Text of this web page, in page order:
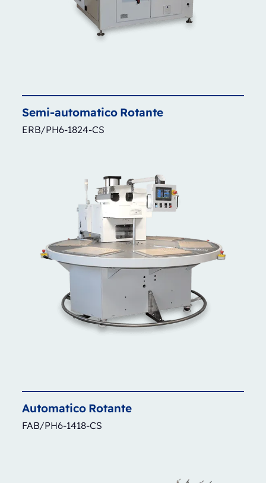
Semi-automatico Rotante
ERB/PH6-1824-CS
Automatico Rotante
FAB/PH6-1418-CS